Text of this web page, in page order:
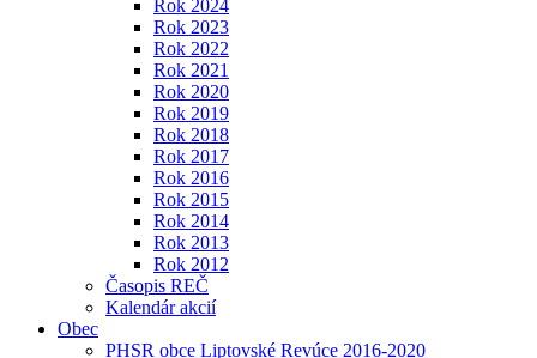
Rok 2024
Rok 2023
Rok 2022
Rok 2021
Rok 2020
Rok 2019
Rok 2018
Rok 2017
Rok 2016
Rok 2015
Rok 2014
Rok 2013
Rok 2012
Časopis REČ
Kalendár akcií
Obec
PHSR obce Liptovské Revúce 2016-2020